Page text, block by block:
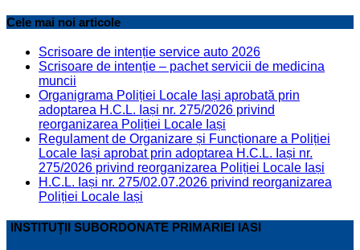
Cele mai noi articole
Scrisoare de intenție service auto 2026
Scrisoare de intenție – pachet servicii de medicina
muncii
Organigrama Poliției Locale Iași aprobată prin
adoptarea H.C.L. Iași nr. 275/2026 privind
reorganizarea Poliției Locale Iași
Regulament de Organizare și Funcționare a Poliției
Locale Iași aprobat prin adoptarea H.C.L. Iași nr.
275/2026 privind reorganizarea Poliției Locale Iași
H.C.L. Iași nr. 275/02.07.2026 privind reorganizarea
Poliției Locale Iași
INSTITUȚII SUBORDONATE PRIMARIEI IASI